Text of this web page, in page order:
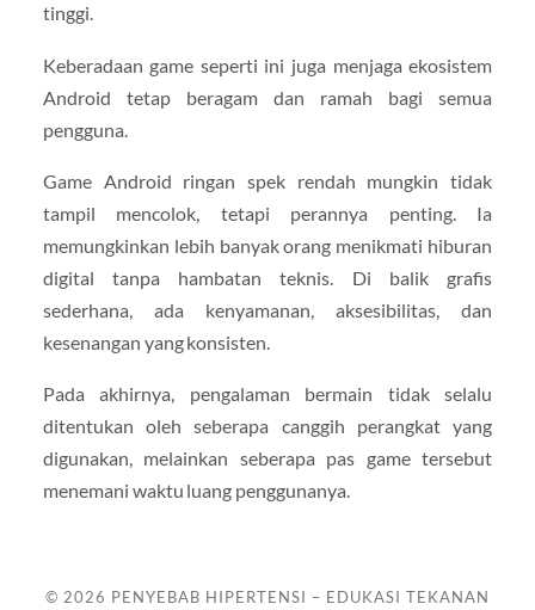
tinggi.
Keberadaan game seperti ini juga menjaga ekosistem
Android tetap beragam dan ramah bagi semua
pengguna.
Game Android ringan spek rendah mungkin tidak
tampil mencolok, tetapi perannya penting. Ia
memungkinkan lebih banyak orang menikmati hiburan
digital tanpa hambatan teknis. Di balik grafis
sederhana, ada kenyamanan, aksesibilitas, dan
kesenangan yang konsisten.
Pada akhirnya, pengalaman bermain tidak selalu
ditentukan oleh seberapa canggih perangkat yang
digunakan, melainkan seberapa pas game tersebut
menemani waktu luang penggunanya.
© 2026 PENYEBAB HIPERTENSI – EDUKASI TEKANAN